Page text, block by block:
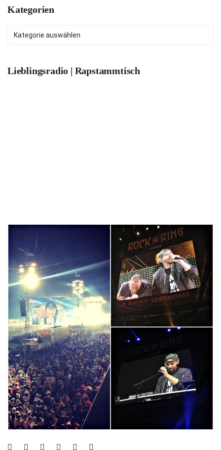
Kategorien
Kategorien
Lieblingsradio | Rapstammtisch